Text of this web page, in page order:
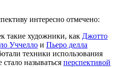
интересно отмечено:
такие художники, как Джотто
Уччелло и Пьеро делла
техники использования
стало называться перспективой